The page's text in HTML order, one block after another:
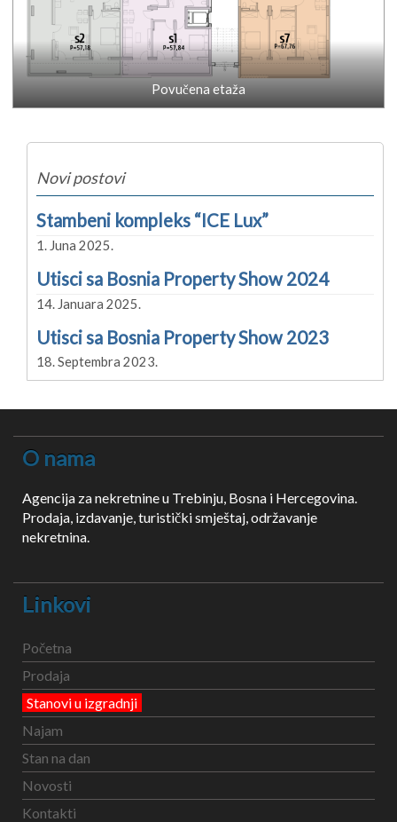
Povučena etaža
Novi postovi
Stambeni kompleks “ICE Lux”
1. Juna 2025.
Utisci sa Bosnia Property Show 2024
14. Januara 2025.
Utisci sa Bosnia Property Show 2023
18. Septembra 2023.
O nama
Agencija za nekretnine u Trebinju, Bosna i Hercegovina.
Prodaja, izdavanje, turistički smještaj, održavanje
nekretnina.
Linkovi
Početna
Prodaja
Stanovi u izgradnji
Najam
Stan na dan
Novosti
Kontakti